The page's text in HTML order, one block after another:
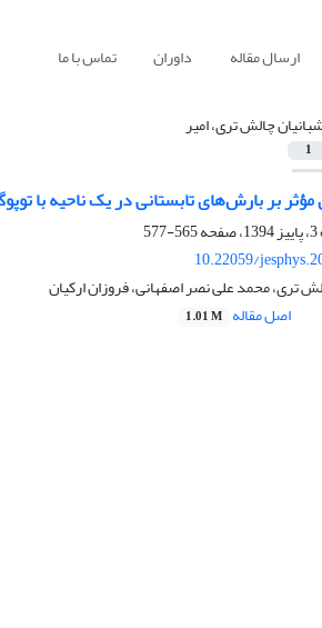
ارسال مقاله داوران تماس با ما
شبانیان چالش تری، امیر
1
بر بارش‌های تابستانی در یک ناحیه با
565-577
10.22059/
تری، محمد علی نصر اصفهانی، فروزان ارکیان
اصل مقاله 1.01 M